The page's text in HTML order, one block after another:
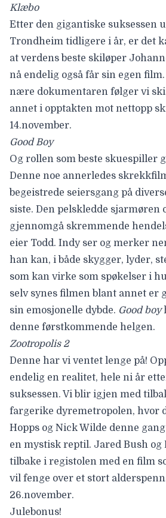
Klæbo
Etter den gigantiske suksessen
Trondheim tidligere i år, er det
at verdens beste skiløper
nå endelig også får sin egen
nære dokumentaren følger vi
annet i opptakten mot nettopp
14.november.
Good Boy
Og rollen som beste skuespiller
Denne noe annerledes
begeistrede seiersgang på
siste. Den pelskledde sjarmøren
gjennomgå skremmende
eier Todd. Indy ser og merker
han kan, i både skygger, lyder,
som kan virke som spøkelser i
selv synes filmen blant annet er
sin emosjonelle dybde. Good boy
denne førstkommende helgen.
Zootropolis 2
Denne har vi ventet lenge på!
endelig en realitet, hele ni år
suksessen. Vi blir igjen med
fargerike dyremetropolen, hvor
Hopps og Nick Wilde denne
en mystisk reptil. Jared Bush og
tilbake i registolen med en film
vil fenge over et stort
26.november.
Julebonus!